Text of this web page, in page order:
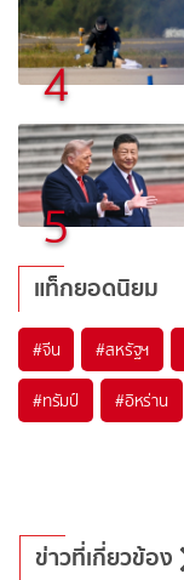
4
5
แท็กยอดนิยม
#จีน #สหรัฐฯ
#ทรัมป์ #อิหร่าน
ข่าวที่เกี่ยวข้อง